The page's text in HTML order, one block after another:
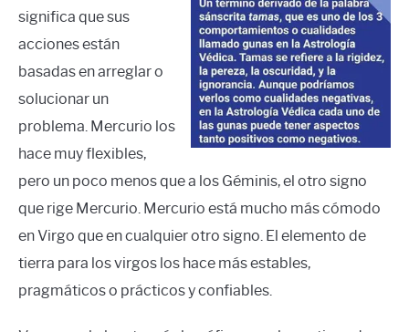
significa que sus
acciones están
basadas en arreglar o
solucionar un
problema. Mercurio los
hace muy flexibles,
pero un poco menos que a los Géminis, el otro signo
que rige Mercurio. Mercurio está mucho más cómodo
en Virgo que en cualquier otro signo. El elemento de
tierra para los virgos los hace más estables,
pragmáticos o prácticos y confiables.